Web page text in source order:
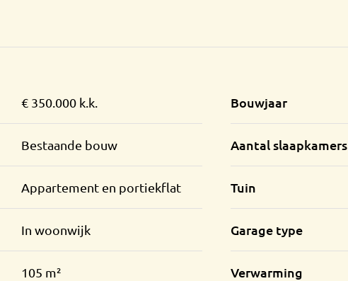
€ 350.000 k.k.
Bestaande bouw
Appartement en portiekflat
In woonwijk
105 m²
Bouwjaar
Aantal slaapkamers
Tuin
Garage type
Verwarming